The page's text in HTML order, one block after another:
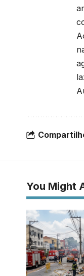
You Might